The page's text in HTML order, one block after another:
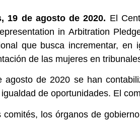
19 de agosto de 2020. El
in Arbitration
que busca incrementar,
de las mujeres en
agosto de 2020 se han
igualdad de oportunidades. El
comités, los órganos de